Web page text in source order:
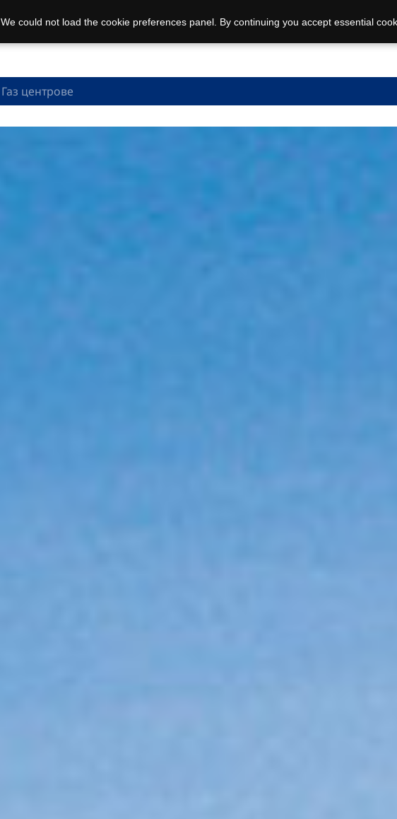
Газ центрове
We could not load the cookie preferences panel. By continuing you accept essential